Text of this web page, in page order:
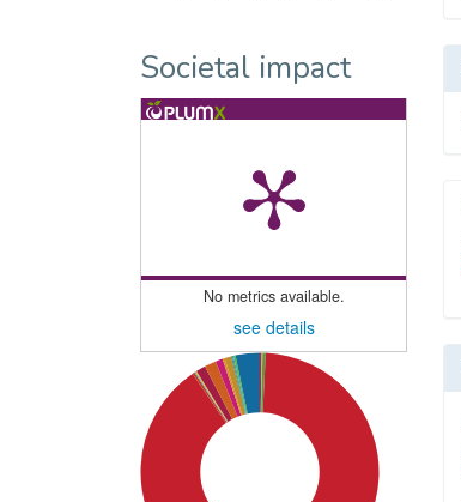
Societal impact
No metrics available.
see details